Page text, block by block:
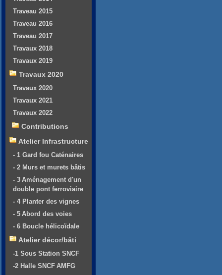
Traveau 2015
Traveau 2016
Traveau 2017
Travaux 2018
Travaux 2019
Travaux 2020
Travaux 2020
Travaux 2021
Travaux 2022
Contributions
Atelier Infrastructure
- 1 Gard fou Caténaires
- 2 Murs et murets bâtis
- 3 Aménagement d'un
double pont ferroviaire
- 4 Planter des vignes
- 5 Abord des voies
- 6 Boucle hélicoïdale
Atelier décor/bâti
-1 Sous Station SNCF
-2 Halle SNCF AMFG